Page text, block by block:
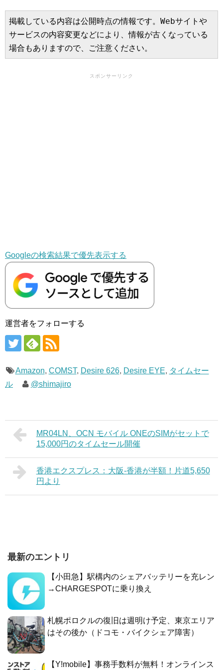
掲載している内容は公開時点の情報です。Webサイトや
サービスの内容変更などにより、情報が古くなっている
場合もありますので、ご注意ください。
スポンサーリンク
Googleの検索結果で優先表示する
運営者をフォローする
Amazon, COMST, Desire 626, Desire EYE, タイムセー
ル
@shimajiro
MR04LN、OCN モバイル ONEのSIMがセットで
15,000円のタイムセール開催
香港エクスプレス：大阪-香港が半額！片道5,650
円より
最新のエントリ
【小田急】駅構内のシェアバッテリーを充レン
→CHARGESPOTに乗り換え
札幌ポロクルの復旧は週明け予定、東京エリア
はその後か（ドコモ・バイクシェア障害）
【Y!mobile】事務手数料が無料！オンラインス